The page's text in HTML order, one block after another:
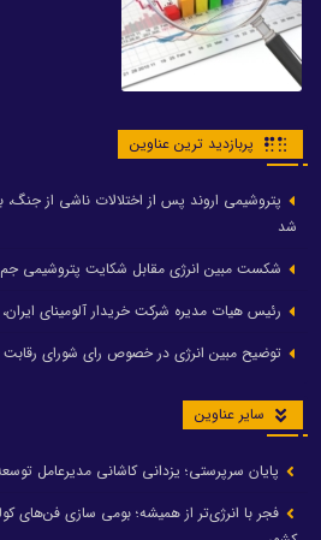
پربازدید ترین عناوین
شد
شکست مبین انرژی مقابل شکایت پتروشیمی
رئیس هیات مدیره شرکت خریدار آلومینای
توضیح مبین انرژی در خصوص رای شورای رقابت
سایر عناوین
پایان سرپرستی؛ یزدانی کاشانی مدیرعامل
فجر با انرژی‌تر از همیشه؛ بومی سازی فن‌های